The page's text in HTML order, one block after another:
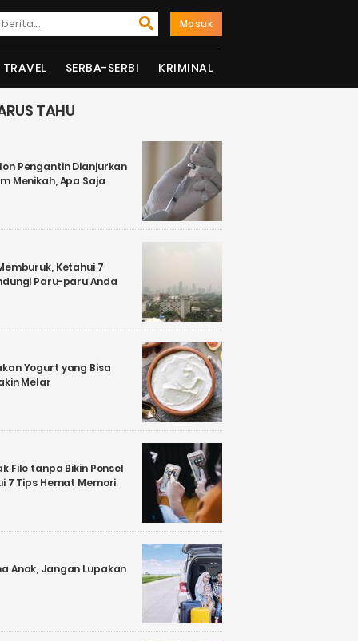
Masuk
TRAVEL SERBA-SERBI KRIMINAL
TAHU
Pengantin Dianjurkan
Menikah, Apa Saja
Ketahui 7
Paru-paru Anda
Yogurt yang Bisa
Melar
File tanpa Bikin Ponsel
7 Tips Hemat Memori
Anak, Jangan Lupakan